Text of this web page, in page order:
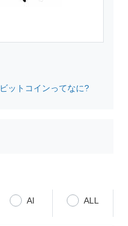
ビットコインってなに?
AI ALL